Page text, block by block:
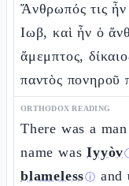
Ἄνθρωπός τις
Ιωβ, καὶ ἦν ὁ
ἄμεμπτος,
παντὸς πονηροῦ
ORTHODOX READING
There was a
name wasIyyòv
blamelessⓘ and